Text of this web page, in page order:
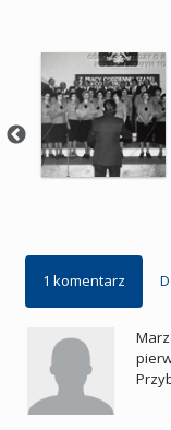
1 komentarz